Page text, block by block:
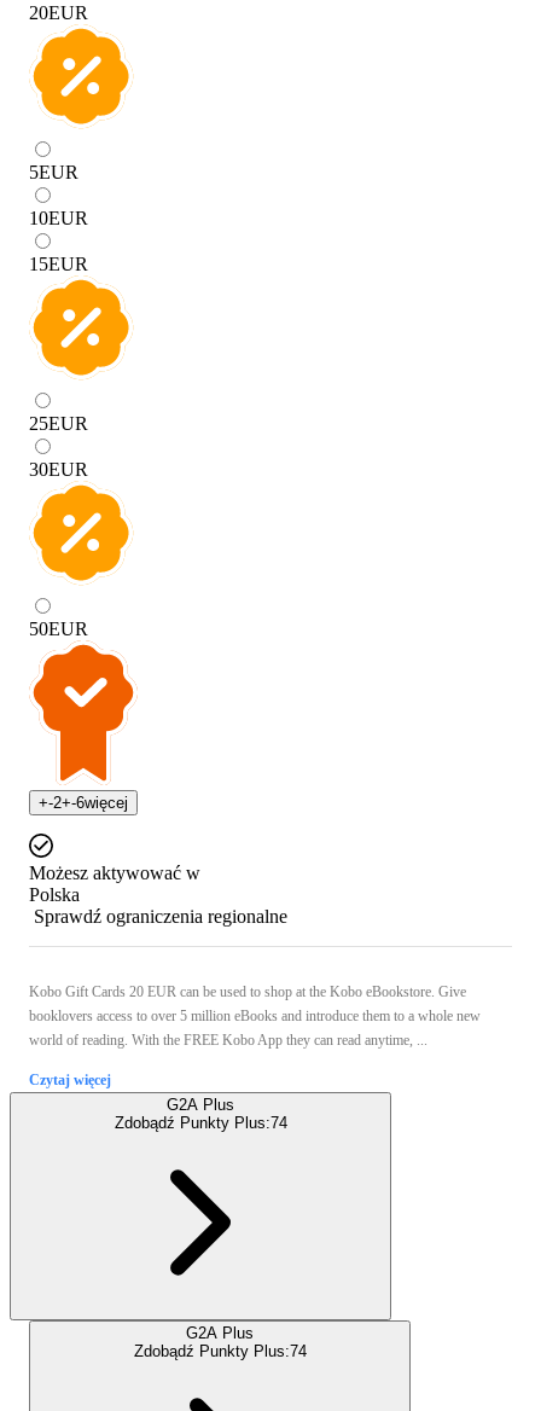
20EUR
5EUR
10EUR
15EUR
25EUR
30EUR
50EUR
+-2+-6więcej
Możesz aktywować w
Polska
Sprawdź ograniczenia regionalne
Kobo Gift Cards 20 EUR can be used to shop at the Kobo eBookstore. Give
booklovers access to over 5 million eBooks and introduce them to a whole new
world of reading. With the FREE Kobo App they can read anytime, ...
Czytaj więcej
G2A Plus
Zdobądź Punkty Plus:74
G2A Plus
Zdobądź Punkty Plus:74